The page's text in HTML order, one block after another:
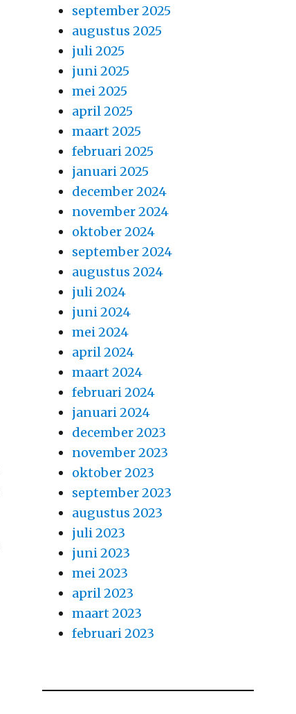
september 2025
augustus 2025
juli 2025
juni 2025
mei 2025
april 2025
maart 2025
februari 2025
januari 2025
december 2024
november 2024
oktober 2024
september 2024
augustus 2024
juli 2024
juni 2024
mei 2024
april 2024
maart 2024
februari 2024
januari 2024
december 2023
november 2023
oktober 2023
september 2023
augustus 2023
juli 2023
juni 2023
mei 2023
april 2023
maart 2023
februari 2023